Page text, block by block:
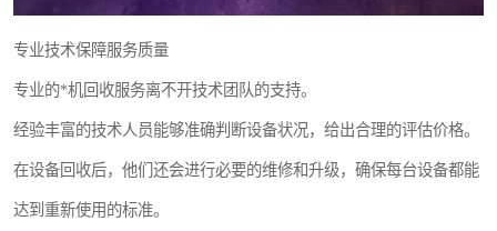
专业技术保障服务质量
专业的*机回收服务离不开技术团队的支持。
经验丰富的技术人员能够准确判断设备状况，给出合理的评估价格。
在设备回收后，他们还会进行必要的维修和升级，确保每台设备都能
达到重新使用的标准。